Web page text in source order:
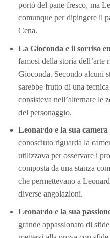
portò del pane fresco, ma
comunque per dipingere il
Cena.
La Gioconda e il sorriso
famosi della storia dell’arte
Gioconda. Secondo alcuni
sarebbe frutto di una
consisteva nell’alternare le
del personaggio.
Leonardo e la sua camera
conosciuto riguarda la
utilizzava per osservare i
composta da una stanza
che permettevano a
diverse angolazioni.
Leonardo e la sua
grande appassionato di